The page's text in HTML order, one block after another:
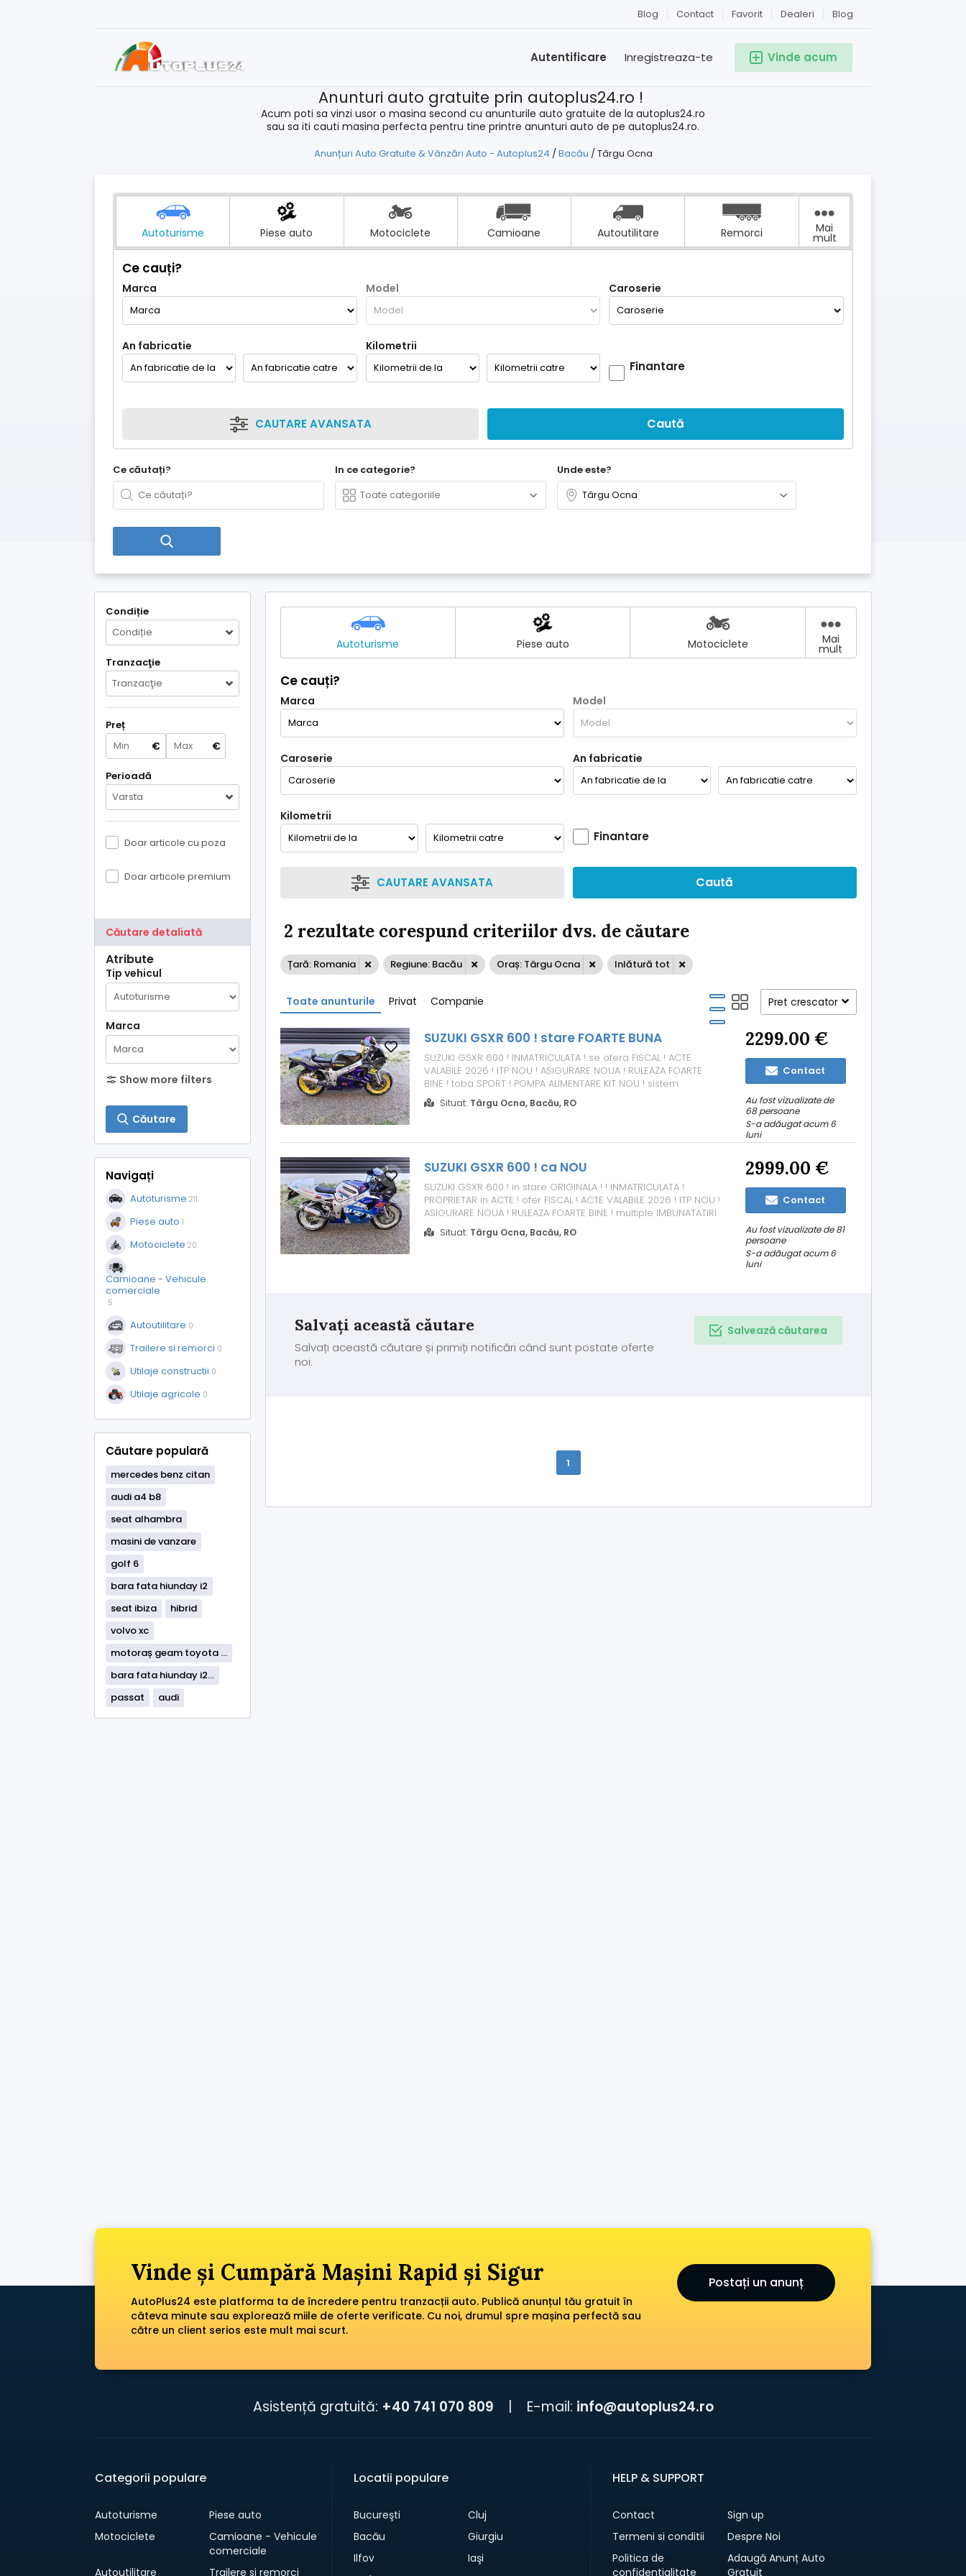
Blog
Dealeri
Favorit
Contact
Blog
Vinde acum
Inregistreaza-te
Autentificare
Anunturi auto gratuite prin autoplus24.ro !
Acum poti sa vinzi usor o masina second cu anunturile auto gratuite de la autoplus24.ro
sau sa iti cauti masina perfecta pentru tine printre anunturi auto de pe autoplus24.ro.
Anunțuri Auto Gratuite & Vânzări Auto - Autoplus24 /Bacău /Târgu Ocna
Autoturisme Piese auto Motociclete Camioane Autoutilitare Remorci Mai
mult
Ce cauți?
Marca Model Caroserie
An fabricatie Kilometrii
Finantare
CAUTARE AVANSATA Caută
Ce căutați? In ce categorie? Unde este?
Condiție
Condiție
Tranzacţie
Tranzacţie
Preț
€ €
Perioadă
Varsta
Doar articole cu poza
Doar articole premium
Căutare detaliată
Atribute
Tip vehicul
Marca
Show more filters
Căutare
Navigați
Autoturisme 211
Piese auto 1
Motociclete 20
Camioane - Vehicule
comerciale
5
Autoutilitare 0
Trailere si remorci 0
Utilaje constructii 0
Utilaje agricole 0
Căutare populară
mercedes benz citan
audi a4 b8
seat alhambra
masini de vanzare
golf 6
bara fata hiunday i2
seat ibiza
hibrid
volvo xc
motoraș geam toyota ...
bara fata hiunday i2...
passat
audi
Autoturisme Piese auto Motociclete Mai
mult
Ce cauți?
Marca Model
Caroserie An fabricatie
Kilometrii
Finantare
CAUTARE AVANSATA Caută
2 rezultate corespund criteriilor dvs. de căutare
Țară: Romania Regiune: Bacău Oraș: Târgu Ocna Inlătură tot
Toate anunturile Privat Companie Pret crescator
SUZUKI GSXR 600 ! stare FOARTE BUNA
SUZUKI GSXR 600 ! INMATRICULATA ! se ofera FISCAL ! ACTE
VALABILE 2026 ! ITP NOU ! ASIGURARE NOUA ! RULEAZA FOARTE
BINE ! toba SPORT ! POMPA ALIMENTARE KIT NOU ! sistem
INJECTARE curatate calibrate KIT NOU ! cauciucuri kit lant
baterie bujii filtre ulei motul 300 v ! MENTENANTA
Situat: Târgu Ocna, Bacău, RO
2299.00 €
Contact
Au fost vizualizate de
68 persoane
S-a adăugat acum 6
luni
SUZUKI GSXR 600 ! ca NOU
SUZUKI GSXR 600 ! in stare ORIGINALA ! ! INMATRICULATA !
PROPRIETAR in ACTE ! ofer FISCAL ! ACTE VALABILE 2026 ! ITP NOU !
ASIGURARE NOUA ! RULEAZA FOARTE BINE ! multiple IMBUNATATIRI
! CARTE SERVICE ! POMPA ALIMENTARE KIT NOU ! sistem INJECTARE
curatate calibrate KIT NOU ! toba SPORT ! accesorii SPORT ! s-
Situat: Târgu Ocna, Bacău, RO
2999.00 €
Contact
Au fost vizualizate de 81
persoane
S-a adăugat acum 6
luni
Salvați această căutare
Salvați această căutare și primiți notificări când sunt postate oferte
noi.
Salvează căutarea
1
Vinde și Cumpără Mașini Rapid și Sigur
AutoPlus24 este platforma ta de încredere pentru tranzacții auto. Publică anunțul tău gratuit în
câteva minute sau explorează miile de oferte verificate. Cu noi, drumul spre mașina perfectă sau
către un client serios este mult mai scurt.
Postați un anunț
Asistență gratuită: +40 741 070 809 E-mail: info@autoplus24.ro
Categorii populare
Autoturisme
Piese auto
Motociclete
Camioane - Vehicule
comerciale
Autoutilitare
Trailere si remorci
Locatii populare
Bucureşti
Cluj
Bacău
Giurgiu
Ilfov
Iaşi
HELP & SUPPORT
Contact
Sign up
Termeni si conditii
Despre Noi
Politica de
confidentialitate
Adaugă Anunț Auto
Gratuit